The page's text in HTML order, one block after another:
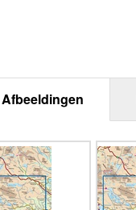
Afbeeldingen